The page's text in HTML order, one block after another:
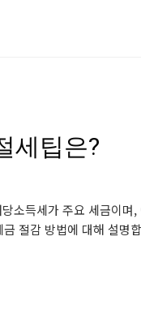
세팁은?
소득세가 주요 세금이며
절감 방법에 대해 설명